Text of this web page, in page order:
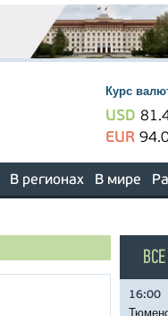
Курс
USD
EUR
В регионах В мире
16:00